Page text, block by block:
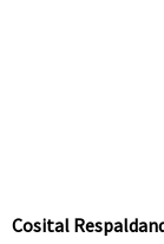
Cosital